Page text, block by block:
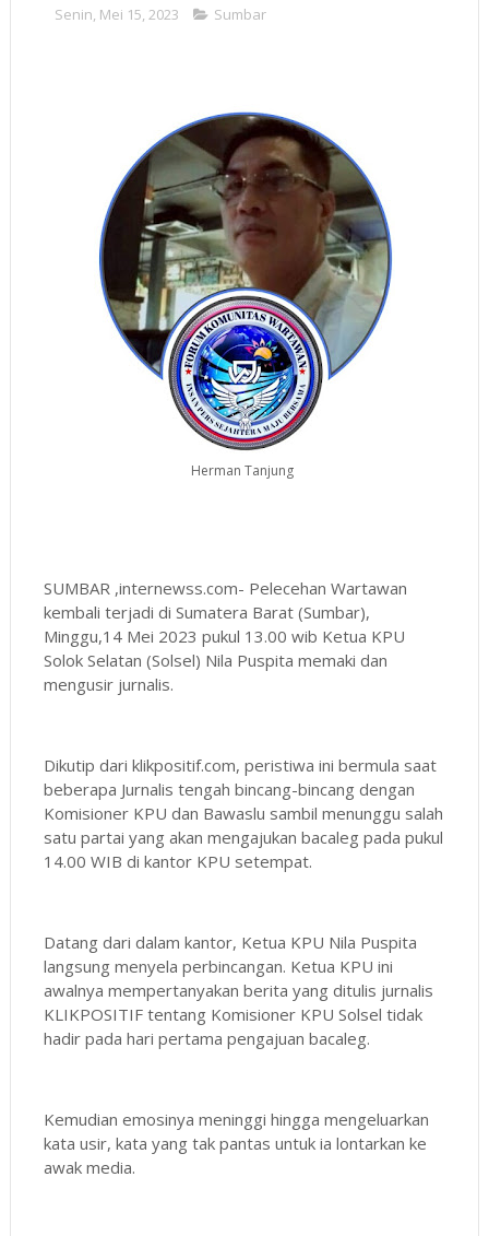
Senin, Mei 15, 2023 Sumbar
Herman Tanjung
SUMBAR ,internewss.com- Pelecehan Wartawan
kembali terjadi di Sumatera Barat (Sumbar),
Minggu,14 Mei 2023 pukul 13.00 wib Ketua KPU
Solok Selatan (Solsel) Nila Puspita memaki dan
mengusir jurnalis.
Dikutip dari klikpositif.com, peristiwa ini bermula saat
beberapa Jurnalis tengah bincang-bincang dengan
Komisioner KPU dan Bawaslu sambil menunggu salah
satu partai yang akan mengajukan bacaleg pada pukul
14.00 WIB di kantor KPU setempat.
Datang dari dalam kantor, Ketua KPU Nila Puspita
langsung menyela perbincangan. Ketua KPU ini
awalnya mempertanyakan berita yang ditulis jurnalis
KLIKPOSITIF tentang Komisioner KPU Solsel tidak
hadir pada hari pertama pengajuan bacaleg.
Kemudian emosinya meninggi hingga mengeluarkan
kata usir, kata yang tak pantas untuk ia lontarkan ke
awak media.